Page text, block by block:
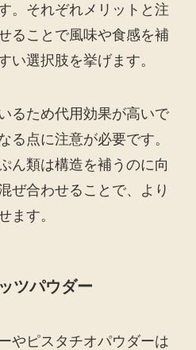
。それぞれメリットと注
ることで風味や食感を補
い選択肢を挙げます。
るため代用効果が高いで
る点に注意が必要です。
ん類は構造を補うのに向
ぜ合わせることで、より
ます。
ツパウダー
やピスタチオパウダーは